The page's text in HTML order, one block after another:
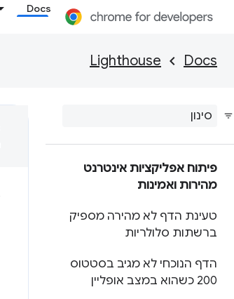
Docs
Docs
Lighthouse
פיתוח אפליקציות אינטרנט
מהירות ואמינות
טעינת הדף לא מהירה מספיק
ברשתות סלולריות
הדף הנוכחי לא מגיב בסטטוס
200 כשהוא במצב אופליין